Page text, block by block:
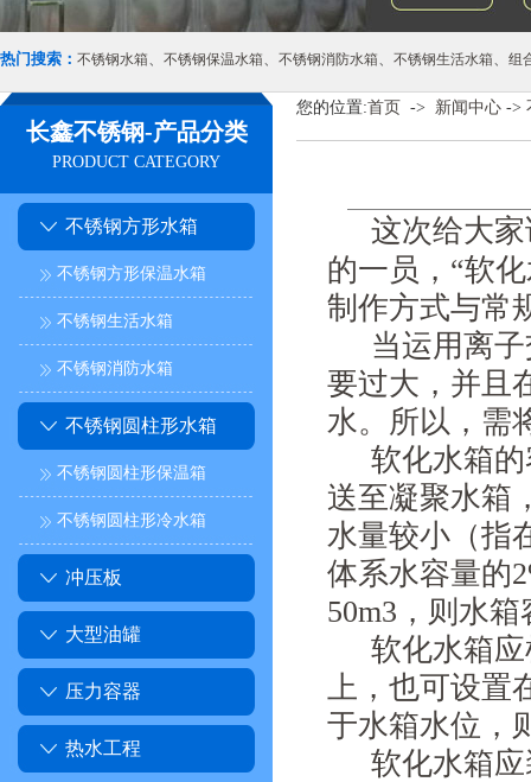
热门搜索： 不锈钢水箱、 不锈钢保温水箱、 不锈钢消防水箱、 不锈钢生活水箱、 组
长鑫不锈钢-产品分类
PRODUCT CATEGORY
不锈钢方形水箱
不锈钢方形保温水箱
不锈钢生活水箱
不锈钢消防水箱
不锈钢圆柱形水箱
不锈钢圆柱形保温箱
不锈钢圆柱形冷水箱
冲压板
大型油罐
压力容器
热水工程
您的位置:首页 -> 新闻中心 ->
这次给大
的一员， “软
制作方式与常
当运用离
要过大，并且
水。所以，需
软化水箱
送至凝聚水箱
水量较小（指
体系水容量的
50m3 ，则水
软化水箱
上，也可设置
于水箱水位，
软化水箱